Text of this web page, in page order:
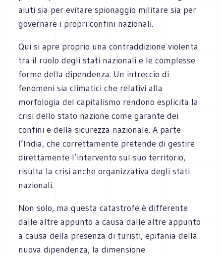
aiuti sia per evitare spionaggio militare sia per
governare i propri confini nazionali.
Qui si apre proprio una contraddizione violenta
tra il ruolo degli stati nazionali e le complesse
forme della dipendenza. Un intreccio di
fenomeni sia climatici che relativi alla
morfologia del capitalismo rendono esplicita la
crisi dello stato nazione come garante dei
confini e della sicurezza nazionale. A parte
l’India, che correttamente pretende di gestire
direttamente l’intervento sul suo territorio,
risulta la crisi anche organizzativa degli stati
nazionali.
Non solo, ma questa catastrofe è differente
dalle altre appunto a causa dalle altre appunto
a causa della presenza di turisti, epifania della
nuova dipendenza, la dimensione